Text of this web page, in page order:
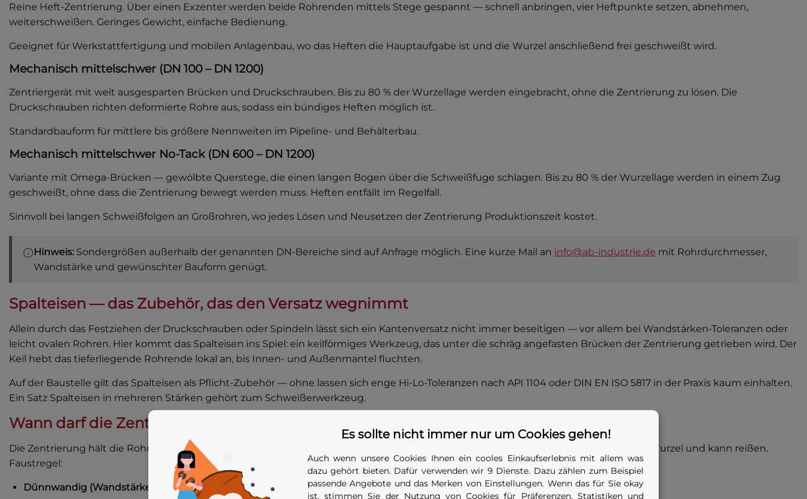
Reine Heft-Zentrierung. Über einen Exzenter werden beide Rohrenden mittels Stege gespannt — schnell anbringen, vier Heftpunkte setzen, abnehmen,
weiterschweißen. Geringes Gewicht, einfache Bedienung.
Geeignet für Werkstattfertigung und mobilen Anlagenbau, wo das Heften die Hauptaufgabe ist und die Wurzel anschließend frei geschweißt wird.
Mechanisch mittelschwer (DN 100 – DN 1200)
Zentriergerät mit weit ausgesparten Brücken und Druckschrauben. Bis zu 80 % der Wurzellage werden eingebracht, ohne die Zentrierung zu lösen. Die
Druckschrauben richten deformierte Rohre aus, sodass ein bündiges Heften möglich ist.
Standardbauform für mittlere bis größere Nennweiten im Pipeline- und Behälterbau.
Mechanisch mittelschwer No-Tack (DN 600 – DN 1200)
Variante mit Omega-Brücken — gewölbte Querstege, die einen langen Bogen über die Schweißfuge schlagen. Bis zu 80 % der Wurzellage werden in einem Zug
geschweißt, ohne dass die Zentrierung bewegt werden muss. Heften entfällt im Regelfall.
Sinnvoll bei langen Schweißfolgen an Großrohren, wo jedes Lösen und Neusetzen der Zentrierung Produktionszeit kostet.
Hinweis: Sondergrößen außerhalb der genannten DN-Bereiche sind auf Anfrage möglich. Eine kurze Mail an info@ab-industrie.de mit Rohrdurchmesser,
Wandstärke und gewünschter Bauform genügt.
Spalteisen — das Zubehör, das den Versatz wegnimmt
Allein durch das Festziehen der Druckschrauben oder Spindeln lässt sich ein Kantenversatz nicht immer beseitigen — vor allem bei Wandstärken-Toleranzen oder
leicht ovalen Rohren. Hier kommt das Spalteisen ins Spiel: ein keilförmiges Werkzeug, das unter die schräg angefasten Brücken der Zentrierung getrieben wird. Der
Keil hebt das tieferliegende Rohrende lokal an, bis Innen- und Außenmantel fluchten.
Auf der Baustelle gilt das Spalteisen als Pflicht-Zubehör — ohne lassen sich enge Hi-Lo-Toleranzen nach API 1104 oder DIN EN ISO 5817 in der Praxis kaum einhalten.
Ein Satz Spalteisen in mehreren Stärken gehört zum Schweißerwerkzeug.
Wann darf die Zentrierung gelöst werden?
Die Zentrierung hält die Rohrenden in Position, bis die Wurzel die Last übernimmt. Wird sie zu früh gelöst, schrumpft die noch heiße Wurzel und kann reißen.
Faustregel:
Dünnwandig (Wandstärke ≤ 6 mm):Lösen nach 80 % der Wurzel.
Es sollte nicht immer nur um Cookies gehen!
Auch wenn unsere Cookies Ihnen ein cooles Einkaufserlebnis mit allem was
dazu gehört bieten. Dafür verwenden wir 9 Dienste. Dazu zählen zum Beispiel
passende Angebote und das Merken von Einstellungen. Wenn das für Sie okay
ist, stimmen Sie der Nutzung von Cookies für Präferenzen, Statistiken und